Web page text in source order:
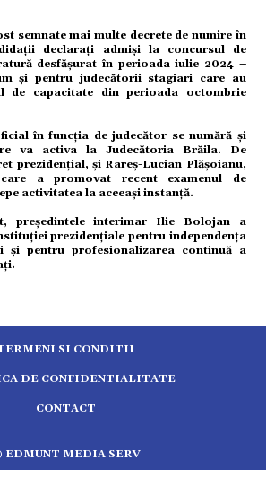
semnate mai multe decrete de numire în
declarați admiși la concursul de
desfășurat în perioada iulie 2024 –
și pentru judecătorii stagiari care au
de capacitate din perioada octombrie
în funcția de judecător se numără și
va activa la Judecătoria Brăila. De
prezidențial, și Rareș-Lucian Plășoianu,
a promovat recent examenul de
activitatea la aceeași instanță.
președintele interimar Ilie Bolojan a
prezidențiale pentru independența
și pentru profesionalizarea continuă a
SI CONDITII
DE CONFIDENTIALITATE
CONTACT
EDMUNT MEDIA SERV